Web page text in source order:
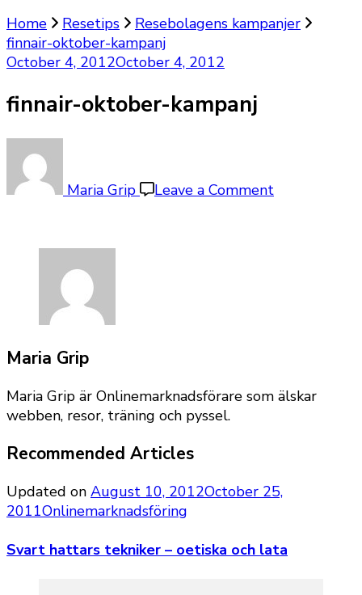
Home
Resetips
Resebolagens kampanjer
finnair-oktober-kampanj
October 4, 2012October 4, 2012
finnair-oktober-kampanj
Maria Grip Leave a Comment
Maria Grip
Maria Grip är Onlinemarknadsförare som älskar
webben, resor, träning och pyssel.
Recommended Articles
Updated on August 10, 2012October 25,
2011Onlinemarknadsföring
Svart hattars tekniker – oetiska och lata